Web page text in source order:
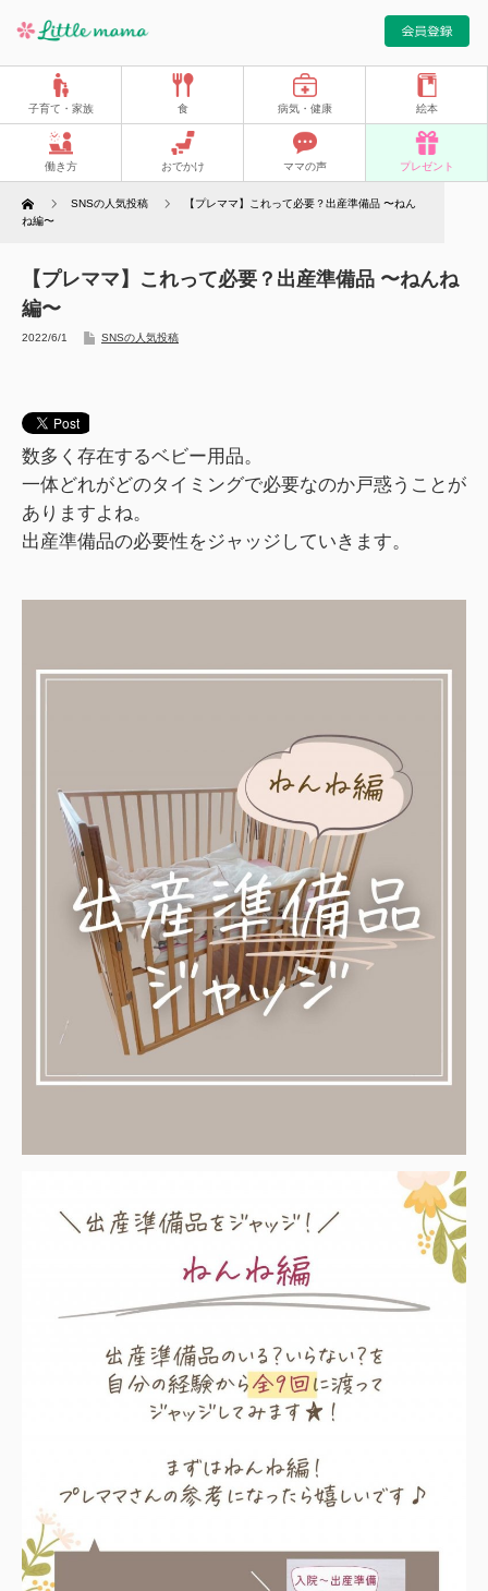
子育て・家族 食 病気・健康 絵本
働き方 おでかけ ママの声 プレゼント
Home SNSの人気投稿
【プレママ】これって必要？出産準備品 〜ねん
ね編〜
【プレママ】これって必要？出産準備品 〜ねんね
編〜
2022/6/1 SNSの人気投稿
数多く存在するベビー用品。
一体どれがどのタイミングで必要なのか戸惑うことが
ありますよね。
出産準備品の必要性をジャッジしていきます。